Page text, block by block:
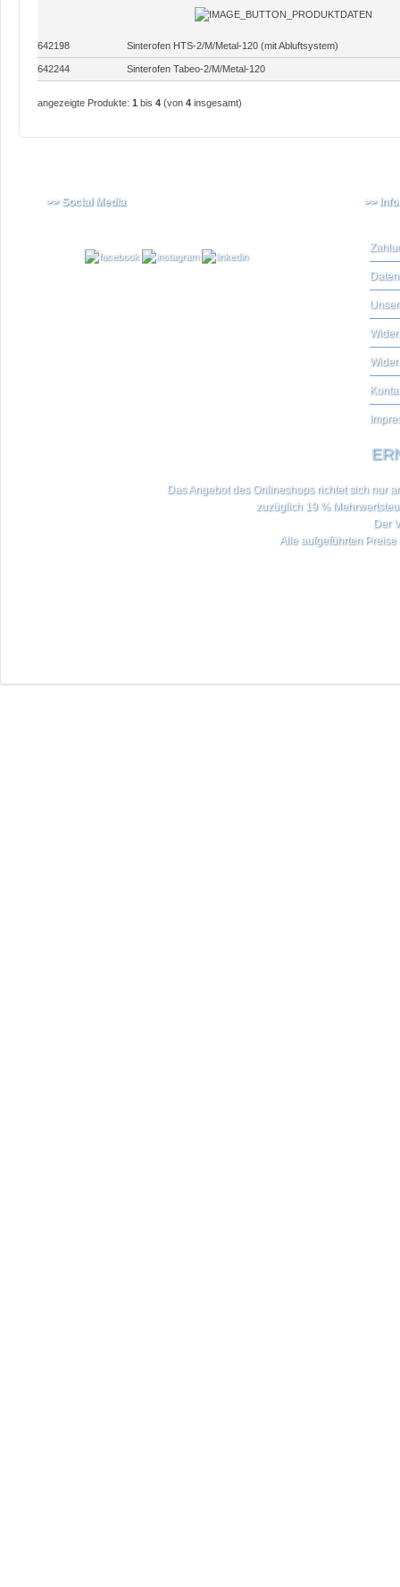
642198 Sinterofen HTS-2/M/Metal-120 (mit Abluftsystem)
642244 Sinterofen Tabeo-2/M/Metal-120
angezeigte Produkte: 1 bis 4 (von 4 insgesamt)
>> Social Media >>
Das Angebot des Onlineshops richtet sich nur
zuzüglich 19 %
Der
Alle aufgeführten